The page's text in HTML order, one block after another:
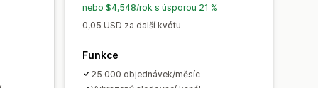
nebo $4,548/rok s úsporou 21 %
0,05 USD za další kvótu
Funkce
25 000 objednávek/měsíc